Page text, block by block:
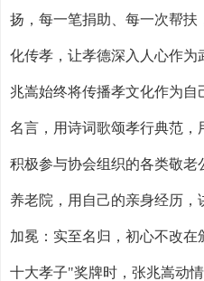
扬，每一笔捐助、每一次帮扶
化传孝，让孝德深入人心作
兆嵩始终将传播孝文化作为
名言，用诗词歌颂孝行典范
积极参与协会组织的各类敬老
养老院，用自己的亲身经历
加冕：实至名归，初心不改在
十大孝子"奖牌时，张兆嵩动情